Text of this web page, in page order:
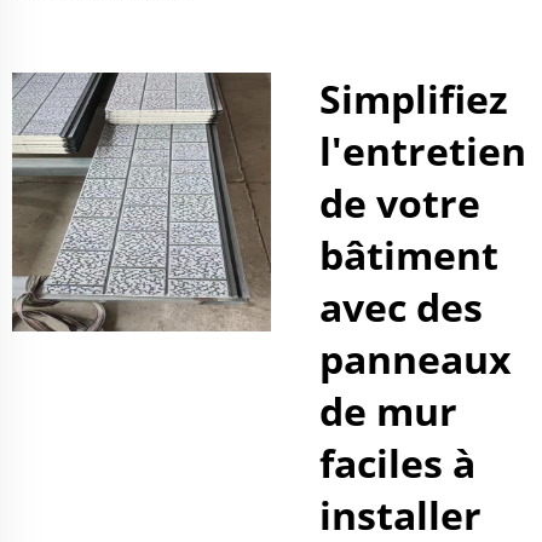
Simplifiez
l'entretien
de votre
bâtiment
avec des
panneaux
de mur
faciles à
installer